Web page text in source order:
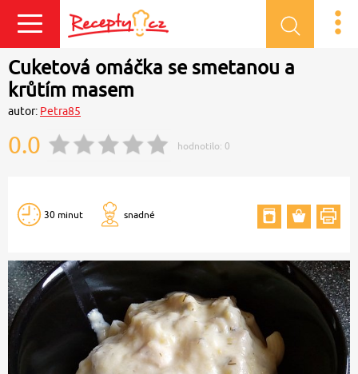
Přihlásit se
Cuketová omáčka se smetanou a
krůtím masem
autor: Petra85
0.0 hodnotilo: 0
30 minut snadné